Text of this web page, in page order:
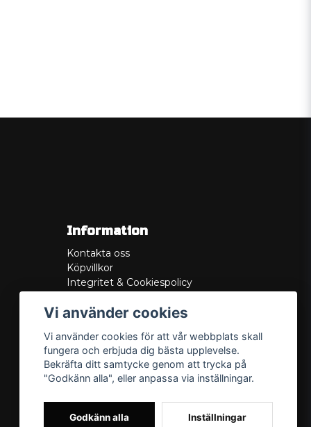
Information
Kontakta oss
Köpvillkor
Integritet & Cookiespolicy
Service/Garanti
Lådritning
Om oss
Vi använder cookies
Vi använder cookies för att vår webbplats skall
fungera och erbjuda dig bästa upplevelse.
Bekräfta ditt samtycke genom att trycka på
"Godkänn alla", eller anpassa via inställningar.
Godkänn alla Inställningar